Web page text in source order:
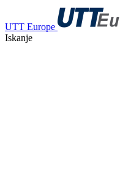
UTT Europe
Iskanje